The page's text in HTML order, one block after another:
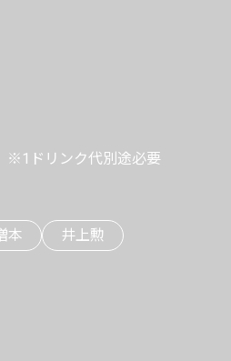
※1ドリンク代別途必要
本 井上勲